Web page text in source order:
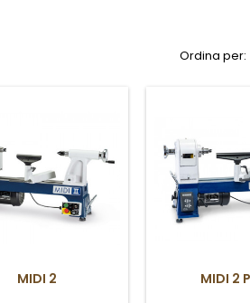
Ordina per:
MIDI 2 MIDI 2